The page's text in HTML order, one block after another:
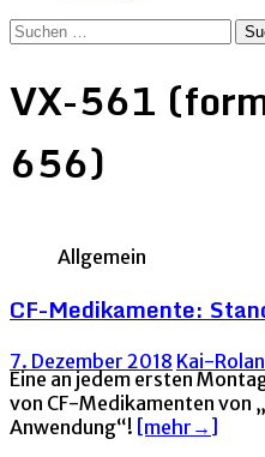
Suchen
VX-561
656)
Allgemein
CF-Medikamente:
7. Dezember 2018 Kai-
Eine an jedem ersten
von CF-Medikamenten von
Anwendung“! [mehr→]